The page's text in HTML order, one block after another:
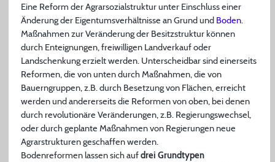
Eine Reform der Agrarsozialstruktur unter Einschluss einer
Änderung der Eigentumsverhältnisse an Grund und Boden.
Maßnahmen zur Veränderung der Besitzstruktur können
durch Enteignungen, freiwilligen Landverkauf oder
Landschenkung erzielt werden. Unterscheidbar sind einerseits
Reformen, die von unten durch Maßnahmen, die von
Bauerngruppen, z.B. durch Besetzung von Flächen, erreicht
werden und andererseits die Reformen von oben, bei denen
durch revolutionäre Veränderungen, z.B. Regierungswechsel,
oder durch geplante Maßnahmen von Regierungen neue
Agrarstrukturen geschaffen werden.
Bodenreformen lassen sich aufdrei Grundtypen